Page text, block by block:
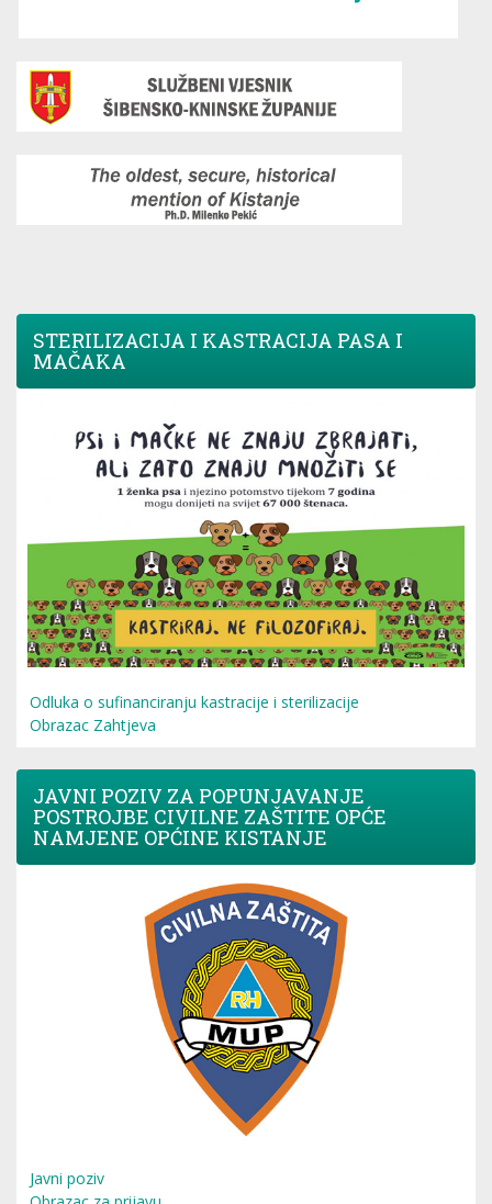
STERILIZACIJA I KASTRACIJA PASA I
MAČAKA
Odluka o sufinanciranju kastracije i sterilizacije
Obrazac Zahtjeva
JAVNI POZIV ZA POPUNJAVANJE
POSTROJBE CIVILNE ZAŠTITE OPĆE
NAMJENE OPĆINE KISTANJE
Javni poziv